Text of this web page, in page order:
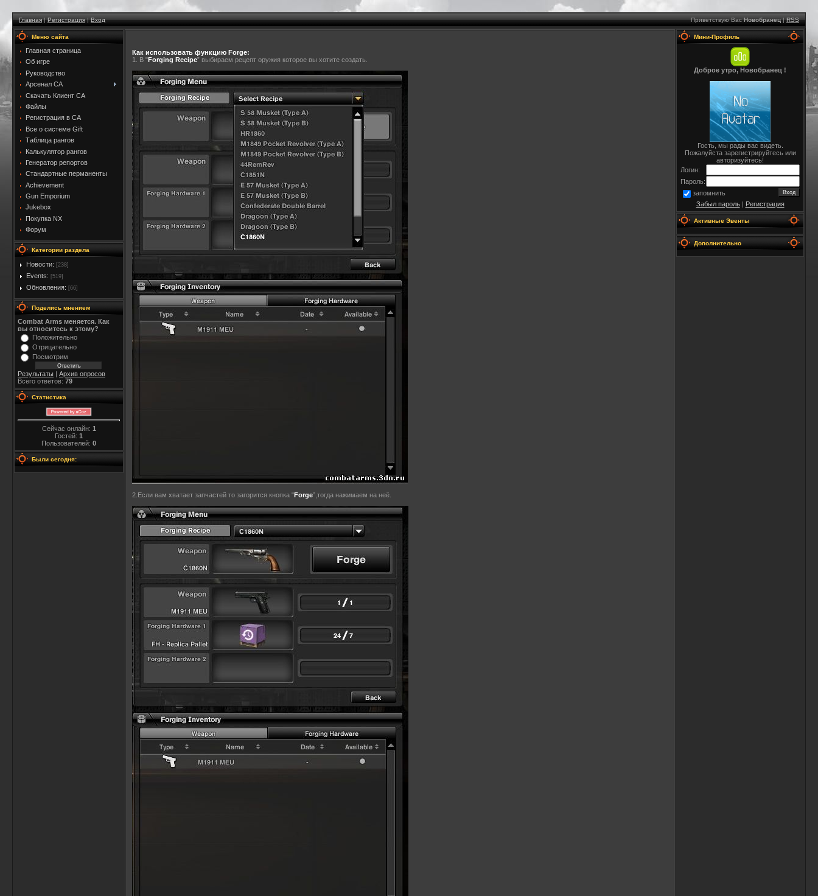
Главная|Регистрация|Вход Приветствую Вас Новобранец|RSS
Меню сайта
Главная страница
Об игре
Руководство
Арсенал CA
Скачать Клиент CA
Файлы
Регистрация в CA
Все о системе Gift
Таблица рангов
Калькулятор рангов
Генератор репортов
Стандартные перманенты
Achievement
Gun Emporium
Jukebox
Покупка NX
Форум
Категории раздела
Новости: [238]
Events: [519]
Обновления: [66]
Поделись мнением
Combat Arms меняется. Как
вы относитесь к этому?
Положительно
Отрицательно
Посмотрим
Результаты | Архив опросов
Всего ответов: 79
Статистика
Сейчас онлайн: 1
Гостей: 1
Пользователей: 0
Были сегодня:
Как использовать функцию Forge:
1. В "Forging Recipe” выбираем рецепт оружия которое вы хотите создать.
2.Если вам хватает запчастей то загорится кнопка "Forge”,тогда нажимаем на неё.
Мини-Профиль
Доброе утро, Новобранец !
Гость, мы рады вас видеть.
Пожалуйста зарегистрируйтесь или
авторизуйтесь!
Логин:
Пароль:
запомнить
Забыл пароль| Регистрация
Активные Эвенты
Дополнительно